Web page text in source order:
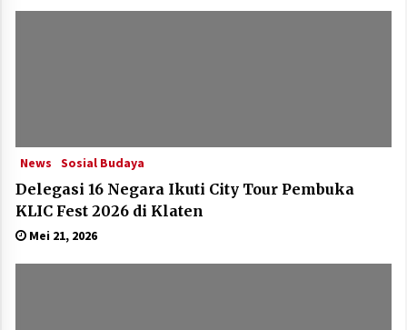
News Sosial Budaya
Delegasi 16 Negara Ikuti City Tour Pembuka
KLIC Fest 2026 di Klaten
Mei 21, 2026